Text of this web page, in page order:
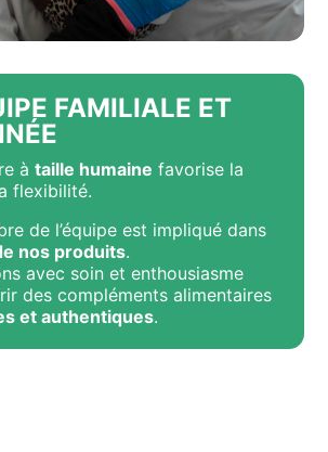
FAMILIALE ET
àtaille humaine favorise la
flexibilité.
de l’équipe est impliqué dans
nos produits.
avec soin et enthousiasme
des compléments alimentaires
et authentiques.